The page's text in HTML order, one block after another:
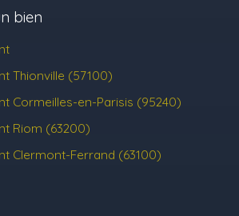
bien
Thionville (57100)
Cormeilles-en-Parisis (95240)
Riom (63200)
Clermont-Ferrand (63100)